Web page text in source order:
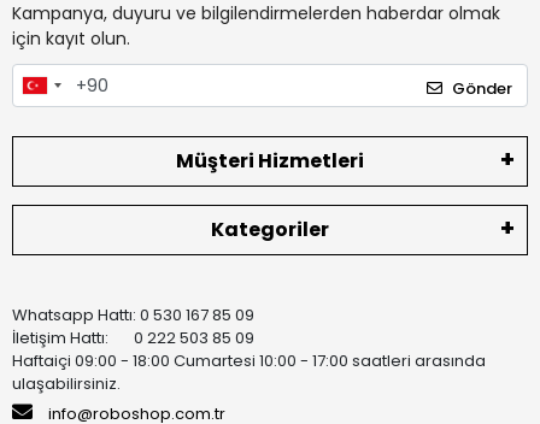
Kampanya, duyuru ve bilgilendirmelerden haberdar olmak
için kayıt olun.
Gönder
Müşteri Hizmetleri
Kategoriler
Whatsapp Hattı: 0 530 167 85 09
İletişim Hattı: 0 222 503 85 09
Haftaiçi 09:00 - 18:00 Cumartesi 10:00 - 17:00 saatleri arasında
ulaşabilirsiniz.
info@roboshop.com.tr